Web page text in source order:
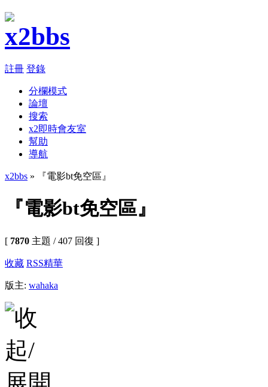
註冊 登錄
分欄模式
論壇
搜索
x2即時會友室
幫助
導航
x2bbs » 『電影bt免空區』
『電影bt免空區』
[ 7870 主題 / 407 回復 ]
收藏 RSS精華
版主: wahaka